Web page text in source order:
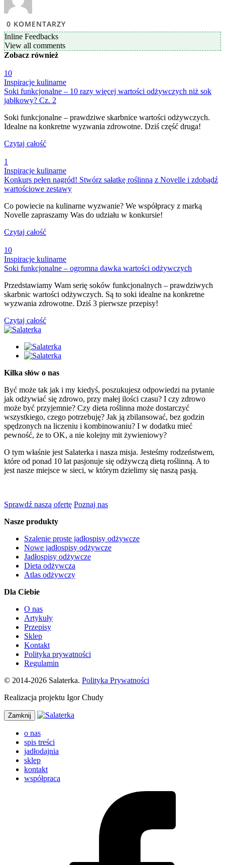
0 KOMENTARZY
Inline Feedbacks
View all comments
Zobacz również
10
Inspiracje kulinarne
Soki funkcjonalne – 10 razy więcej wartości odżywczych niż sok
jabłkowy? Cz. 2
Soki funkcjonalne – prawdziwe skarbnice wartości odżywczych.
Idealne na konkretne wyzwania zdrowotne. Dziś część druga!
Czytaj całość
1
Inspiracje kulinarne
Konkurs pełen nagród! Stwórz sałatkę roślinną z Novelle i zdobądź
wartościowe zestawy
Co powiecie na kulinarne wyzwanie? We współpracy z marką
Novelle zapraszamy Was do udziału w konkursie!
Czytaj całość
10
Inspiracje kulinarne
Soki funkcjonalne – ogromna dawka wartości odżywczych
Przedstawiamy Wam serię soków funkcjonalnych – prawdziwych
skarbnic wartości odżywczych. Są to soki idealne na konkretne
wyzwania zdrowotne. Dziś 3 pierwsze przepisy!
Czytaj całość
Kilka słów o nas
Być może tak jak i my kiedyś, poszukujesz odpowiedzi na pytanie
jak odżywiać się zdrowo, przy małej ilości czasu? I czy zdrowo
może być przyjemnie? Czy dieta roślinna może dostarczyć
wszystkiego, czego potrzebuję? Jak ją zbilansować, bez godzin
spędzonych na liczeniu i kombinowaniu? I w dodatku mieć
pewność, że to OK, a nie kolejny mit żywieniowy?
O tym właśnie jest Salaterka i nasza misja. Jesteśmy rodzeństwem,
które od ponad 10 lat pasjonuje się odżywczą dietą roślinną. A to
jest nasze miejsce w sieci, w którym dzielimy się naszą pasją.
Sprawdź naszą ofertę Poznaj nas
Nasze produkty
Szalenie proste jadłospisy odżywcze
Nowe jadłospisy odżywcze
Jadłospisy odżywcze
Dieta odżywcza
Atlas odżywczy
Dla Ciebie
O nas
Artykuły
Przepisy
Sklep
Kontakt
Polityka prywatności
Regulamin
© 2014-2026 Salaterka. Polityka Prywatności
Realizacja projektu Igor Chudy
Zamknij
o nas
spis treści
jadłodajnia
sklep
kontakt
współpraca